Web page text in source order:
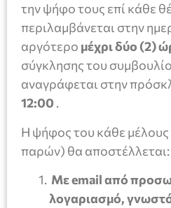
την ψήφο τους επί κάθε
περιλαμβάνεται στην
αργότερο μέχρι δύο (2)
σύγκλησης του
αναγράφεται στην
12:00 .
Η ψήφος του κάθε μέλους
παρών) θα αποστέλλεται:
Με email από
λογαριασμό,